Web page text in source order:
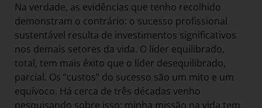
Na verdade, as evidências que tenho recolhido
demonstram o contrário: o sucesso profissional
sustentável resulta de investimentos significativos
nos demais setores da vida. O líder equilibrado,
total, tem mais êxito que o líder desequilibrado,
parcial. Os “custos” do sucesso são um mito e um
equívoco. Há cerca de três décadas venho
pesquisando sobre isso; minha missão na vida tem